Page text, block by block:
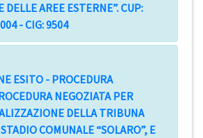
AREE ESTERNE”. CUP:
- CIG: 9504
ESITO - PROCEDURA
NEGOZIATA PER
DELLA TRIBUNA
COMUNALE “SOLARO”, E